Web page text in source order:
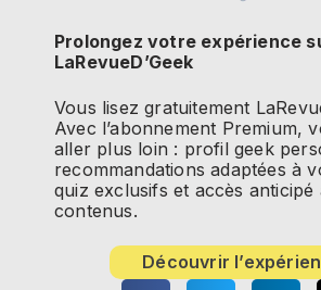
Prolongez votre expérience
LaRevueD’Geek
Vous lisez gratuitement
Avec l’abonnement Premium,
aller plus loin : profil geek
recommandations adaptées à
quiz exclusifs et accès anticipé
contenus.
Découvrir